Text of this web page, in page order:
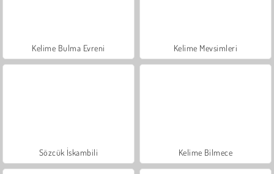
Kelime Bulma Evreni Kelime Mevsimleri
Sözcük İskambili Kelime Bilmece